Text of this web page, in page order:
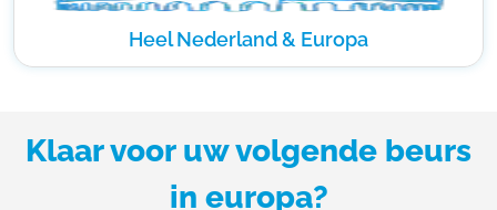
Heel Nederland & Europa
Klaar voor uw volgende beurs
in europa?